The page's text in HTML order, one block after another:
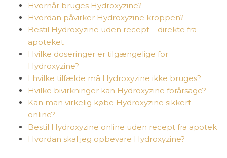
Hvornår bruges Hydroxyzine?
Hvordan påvirker Hydroxyzine kroppen?
Bestil Hydroxyzine uden recept – direkte fra
apoteket
Hvilke doseringer er tilgængelige for
Hydroxyzine?
I hvilke tilfælde må Hydroxyzine ikke bruges?
Hvilke bivirkninger kan Hydroxyzine forårsage?
Kan man virkelig købe Hydroxyzine sikkert
online?
Bestil Hydroxyzine online uden recept fra apotek
Hvordan skal jeg opbevare Hydroxyzine?